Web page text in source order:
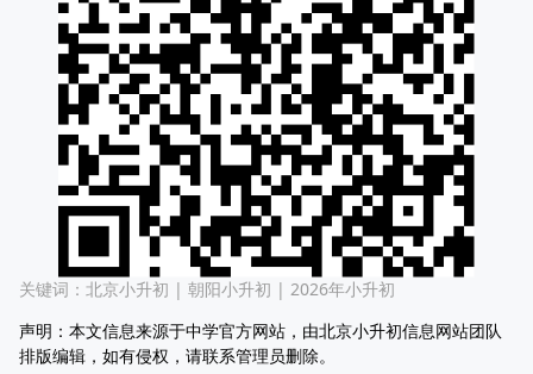
关键词： 北京小升初 | 朝阳小升初 | 2026年小升初
声明：本文信息来源于中学官方网站，由北京小升初信息网站团队
排版编辑，如有侵权，请联系管理员删除。